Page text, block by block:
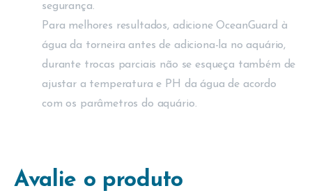
segurança.
Para melhores resultados, adicione OceanGuard à
água da torneira antes de adiciona-la no aquário,
durante trocas parciais não se esqueça também de
ajustar a temperatura e PH da água de acordo
com os parâmetros do aquário.
Avalie o produto